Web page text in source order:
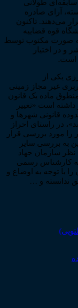
طولانی
آرای صادره
می‌دهند. تاکنون
قوه قضاییه
از این تعداد ۲۸ جلسه به صورت مکتوب توسط
و در اختیار
است.
یکی از
غیر مجاز زمینی
به منطوق ماده یک قانون
است «تغییر
قانونی شهرها و
در راستای احراز
را مورد بررسی قرار
به بررسی سایر
سازمان جهاد
کارشناس رسمی
با توجه به اوضاع و
ندانسته و …